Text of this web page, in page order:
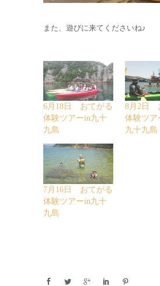
また、遊びに来てくださいね♪
6月18日 おてがる
体験ツアーin九十
九島
8月2日
体験ツア
九十九島
7月16日 おてがる
体験ツアーin九十
九島